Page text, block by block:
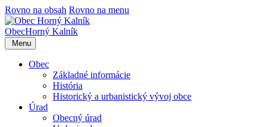
Rovno na obsah Rovno na menu
ObecHorný Kalník
Menu
Obec
Základné informácie
História
Historický a urbanistický vývoj obce
Úrad
Obecný úrad